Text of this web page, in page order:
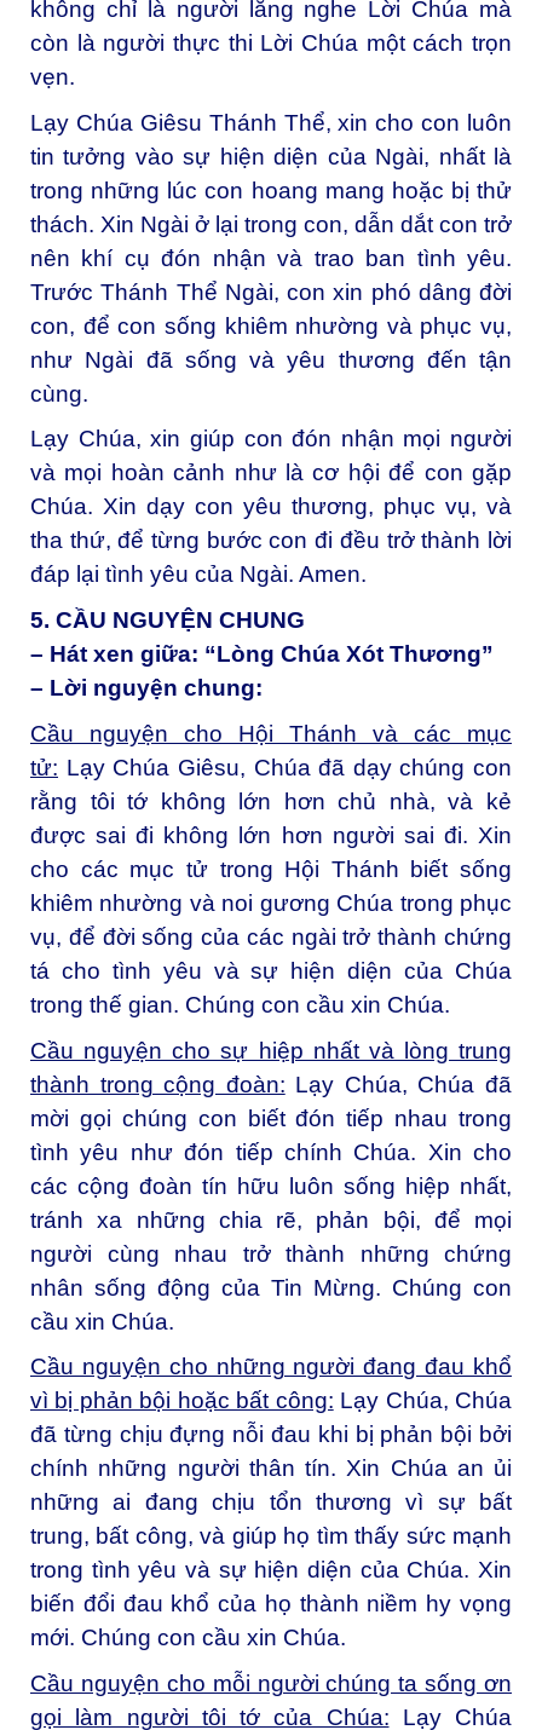
không chỉ là người lắng nghe Lời Chúa mà
còn là người thực thi Lời Chúa một cách trọn
vẹn.
Lạy Chúa Giêsu Thánh Thể, xin cho con luôn
tin tưởng vào sự hiện diện của Ngài, nhất là
trong những lúc con hoang mang hoặc bị thử
thách. Xin Ngài ở lại trong con, dẫn dắt con trở
nên khí cụ đón nhận và trao ban tình yêu.
Trước Thánh Thể Ngài, con xin phó dâng đời
con, để con sống khiêm nhường và phục vụ,
như Ngài đã sống và yêu thương đến tận
cùng.
Lạy Chúa, xin giúp con đón nhận mọi người
và mọi hoàn cảnh như là cơ hội để con gặp
Chúa. Xin dạy con yêu thương, phục vụ, và
tha thứ, để từng bước con đi đều trở thành lời
đáp lại tình yêu của Ngài. Amen.
5. CẦU NGUYỆN CHUNG
– Hát xen giữa: “Lòng Chúa Xót Thương”
– Lời nguyện chung:
Cầu nguyện cho Hội Thánh và các mục
tử: Lạy Chúa Giêsu, Chúa đã dạy chúng con
rằng tôi tớ không lớn hơn chủ nhà, và kẻ
được sai đi không lớn hơn người sai đi. Xin
cho các mục tử trong Hội Thánh biết sống
khiêm nhường và noi gương Chúa trong phục
vụ, để đời sống của các ngài trở thành chứng
tá cho tình yêu và sự hiện diện của Chúa
trong thế gian. Chúng con cầu xin Chúa.
Cầu nguyện cho sự hiệp nhất và lòng trung
thành trong cộng đoàn: Lạy Chúa, Chúa đã
mời gọi chúng con biết đón tiếp nhau trong
tình yêu như đón tiếp chính Chúa. Xin cho
các cộng đoàn tín hữu luôn sống hiệp nhất,
tránh xa những chia rẽ, phản bội, để mọi
người cùng nhau trở thành những chứng
nhân sống động của Tin Mừng. Chúng con
cầu xin Chúa.
Cầu nguyện cho những người đang đau khổ
vì bị phản bội hoặc bất công: Lạy Chúa, Chúa
đã từng chịu đựng nỗi đau khi bị phản bội bởi
chính những người thân tín. Xin Chúa an ủi
những ai đang chịu tổn thương vì sự bất
trung, bất công, và giúp họ tìm thấy sức mạnh
trong tình yêu và sự hiện diện của Chúa. Xin
biến đổi đau khổ của họ thành niềm hy vọng
mới. Chúng con cầu xin Chúa.
Cầu nguyện cho mỗi người chúng ta sống ơn
gọi làm người tôi tớ của Chúa:
Lạy Chúa